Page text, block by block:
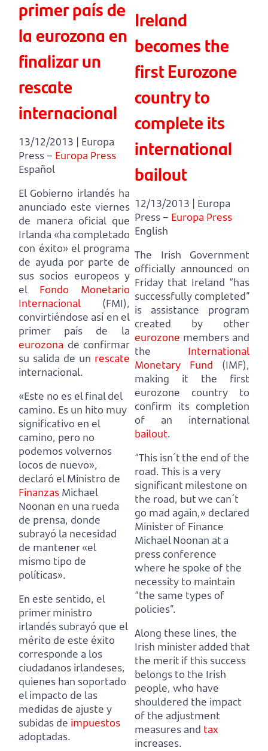
primer país de
la eurozona en
finalizar un
rescate
internacional
13/12/2013 | Europa
Press – Europa Press
Español
El Gobierno irlandés ha
anunciado este viernes
de manera oficial que
Irlanda «ha completado
con éxito» el programa
de ayuda por parte de
sus socios europeos y
el Fondo Monetario
Internacional(FMI),
convirtiéndose así en el
primer país de la
eurozona de confirmar
su salida de un rescate
internacional.
«Este no es el final del
camino. Es un hito muy
significativo en el
camino, pero no
podemos volvernos
locos de nuevo»,
declaró el Ministro de
Finanzas Michael
Noonan en una rueda
de prensa, donde
subrayó la necesidad
de mantener «el
mismo tipo de
políticas».
En este sentido, el
primer ministro
irlandés subrayó que el
mérito de este éxito
corresponde a los
ciudadanos irlandeses,
quienes han soportado
el impacto de las
medidas de ajuste y
subidas de impuestos
adoptadas.
Ireland
becomes the
first Eurozone
country to
complete its
international
bailout
12/13/2013 | Europa
Press – Europa Press
English
The Irish Government
officially announced on
Friday that Ireland “has
successfully completed”
is assistance program
created by other
eurozone members and
the International
Monetary Fund (IMF),
making it the first
eurozone country to
confirm its completion
of an international
bailout.
“This isn´t the end of the
road. This is a very
significant milestone on
the road, but we can´t
go mad again,» declared
Minister of Finance
Michael Noonan at a
press conference
where he spoke of the
necessity to maintain
“the same types of
policies”.
Along these lines, the
Irish minister added that
the merit if this success
belongs to the Irish
people, who have
shouldered the impact
of the adjustment
measures and tax
increases.